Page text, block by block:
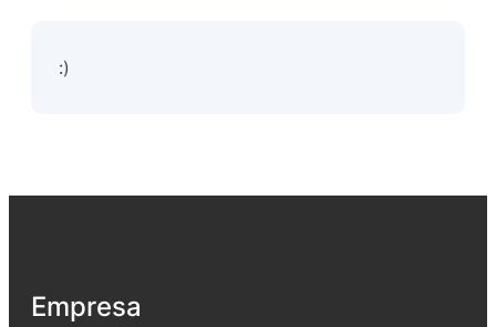
:)
Empresa